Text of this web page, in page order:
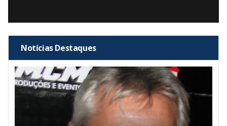
Notícias Destaques